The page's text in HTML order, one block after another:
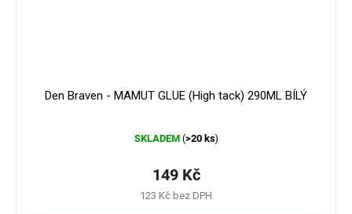
Den Braven - MAMUT GLUE (High tack) 290ML BÍLÝ
hodnocení
je
4,3
z
SKLADEM (>20 ks)
123 Kč bez DPH
149 Kč